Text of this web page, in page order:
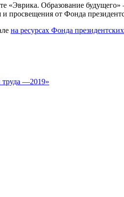
«Эврика. Образование
просвещения от Фонда
на ресурсах Фонда
труда —2019»